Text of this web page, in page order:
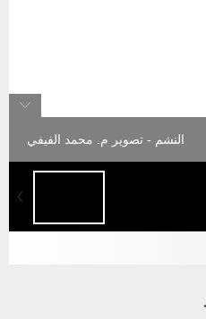
النشم - تصوير م. محمد الفيفي